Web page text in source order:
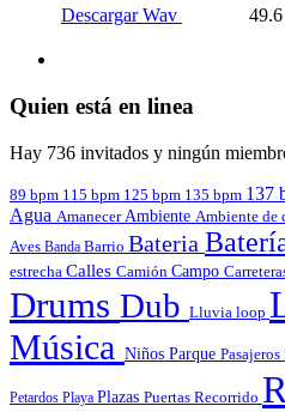
Descargar Wav
Quien está en linea
Hay 736 invitados y ningún
89 bpm 115 bpm 125 bpm 135 bpm 137
Agua Amanecer Ambiente Ambiente de
Aves Banda Barrio Bateria
estrecha Calles Camión Campo
Drums Dub Lluvia loop
Música Niños Parque Pasajeros
Petardos Playa Plazas Puertas Recorrido